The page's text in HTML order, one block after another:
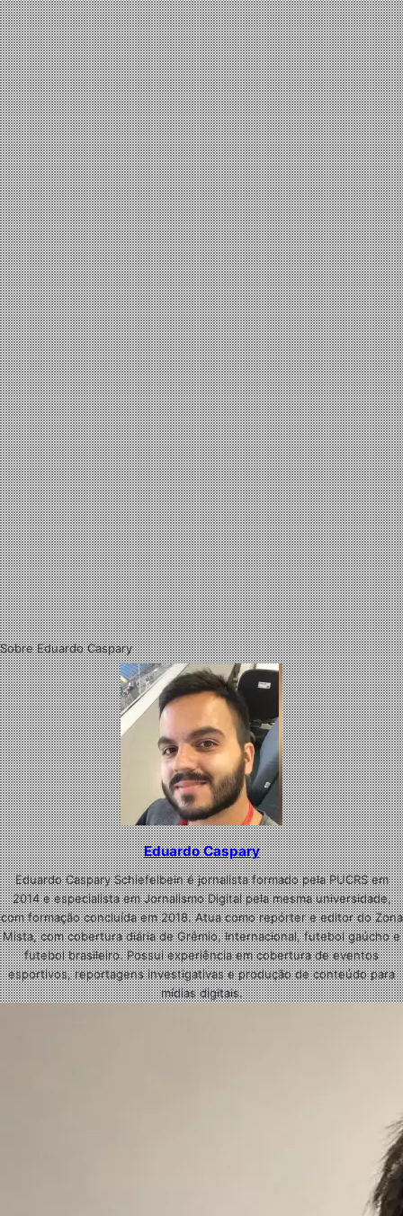
Sobre Eduardo Caspary
Eduardo Caspary
Eduardo Caspary Schiefelbein é jornalista formado pela PUCRS em
2014 e especialista em Jornalismo Digital pela mesma universidade,
com formação concluída em 2018. Atua como repórter e editor do Zona
Mista, com cobertura diária de Grêmio, Internacional, futebol gaúcho e
futebol brasileiro. Possui experiência em cobertura de eventos
esportivos, reportagens investigativas e produção de conteúdo para
mídias digitais.